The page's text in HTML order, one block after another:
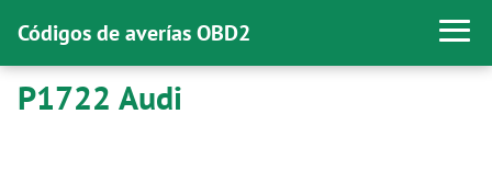
Códigos de averías OBD2
P1722 Audi